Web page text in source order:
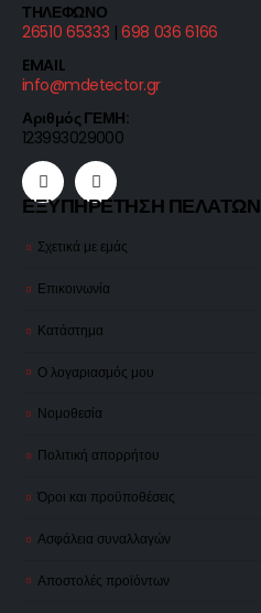
ΤΗΛΕΦΩΝΟ
26510 65333 |698 036 6166
EMAIL
info@mdetector.gr
Αριθμός ΓΕΜΗ:
123993029000
ΕΞΥΠΗΡΕΤΗΣΗ ΠΕΛΑΤΩΝ
Σχετικά με εμάς
Επικοινωνία
Κατάστημα
Ο λογαριασμός μου
Νομοθεσία
Πολιτική απορρήτου
Όροι και προϋποθέσεις
Ασφάλεια συναλλαγών
Αποστολές προϊόντων